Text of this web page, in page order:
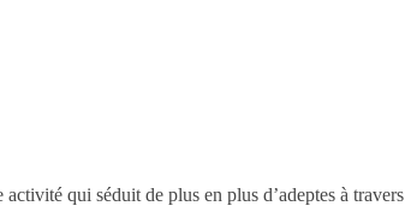
qui séduit de plus en plus d’adeptes à